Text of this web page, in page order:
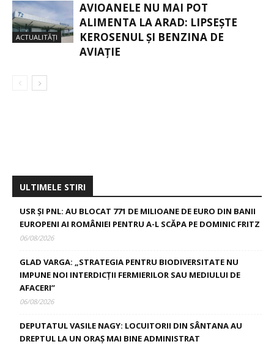
ACTUALITĂȚI
AVIOANELE NU MAI POT
ALIMENTA LA ARAD: LIPSEȘTE
KEROSENUL ȘI BENZINA DE
AVIAȚIE
ULTIMELE STIRI
USR ȘI PNL: AU BLOCAT 771 DE MILIOANE DE EURO DIN BANII
EUROPENI AI ROMÂNIEI PENTRU A-L SCĂPA PE DOMINIC FRITZ
06/08/2026
GLAD VARGA: „STRATEGIA PENTRU BIODIVERSITATE NU
IMPUNE NOI INTERDICȚII FERMIERILOR SAU MEDIULUI DE
AFACERI”
06/08/2026
DEPUTATUL VASILE NAGY: LOCUITORII DIN SÂNTANA AU
DREPTUL LA UN ORAȘ MAI BINE ADMINISTRAT